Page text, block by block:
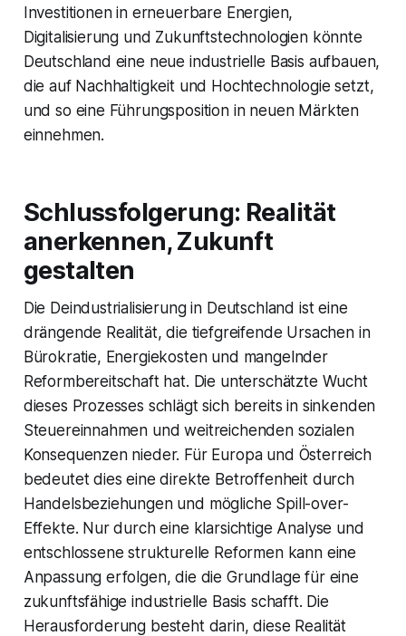
Investitionen in erneuerbare Energien,
Digitalisierung und Zukunftstechnologien könnte
Deutschland eine neue industrielle Basis aufbauen,
die auf Nachhaltigkeit und Hochtechnologie setzt,
und so eine Führungsposition in neuen Märkten
einnehmen.
Schlussfolgerung: Realität
anerkennen, Zukunft
gestalten
Die Deindustrialisierung in Deutschland ist eine
drängende Realität, die tiefgreifende Ursachen in
Bürokratie, Energiekosten und mangelnder
Reformbereitschaft hat. Die unterschätzte Wucht
dieses Prozesses schlägt sich bereits in sinkenden
Steuereinnahmen und weitreichenden sozialen
Konsequenzen nieder. Für Europa und Österreich
bedeutet dies eine direkte Betroffenheit durch
Handelsbeziehungen und mögliche Spill-over-
Effekte. Nur durch eine klarsichtige Analyse und
entschlossene strukturelle Reformen kann eine
Anpassung erfolgen, die die Grundlage für eine
zukunftsfähige industrielle Basis schafft. Die
Herausforderung besteht darin, diese Realität